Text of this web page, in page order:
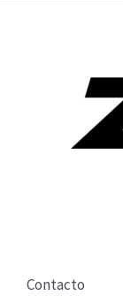
Contacto